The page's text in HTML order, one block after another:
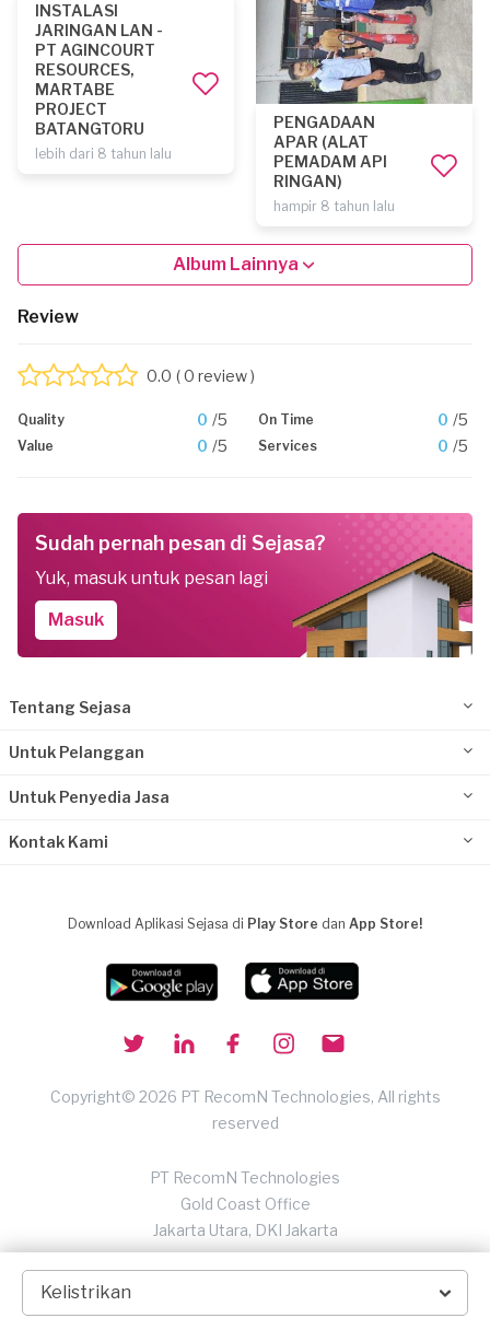
INSTALASI
JARINGAN LAN -
PT AGINCOURT
RESOURCES,
MARTABE
PROJECT
BATANGTORU
lebih dari 8 tahun lalu
PENGADAAN
APAR (ALAT
PEMADAM API
RINGAN)
hampir 8 tahun lalu
Album Lainnya
Review
0.0 ( 0 review )
Quality 0 /5 On Time 0 /5
Value 0 /5 Services 0 /5
Kelistrikan
Sudah pernah pesan di Sejasa?
Yuk, masuk untuk pesan lagi
Masuk
Tentang Sejasa
Untuk Pelanggan
Untuk Penyedia Jasa
Kontak Kami
Download Aplikasi Sejasa di Play Store dan App Store!
Copyright© 2026 PT RecomN Technologies, All rights
reserved
PT RecomN Technologies
Gold Coast Office
Jakarta Utara, DKI Jakarta